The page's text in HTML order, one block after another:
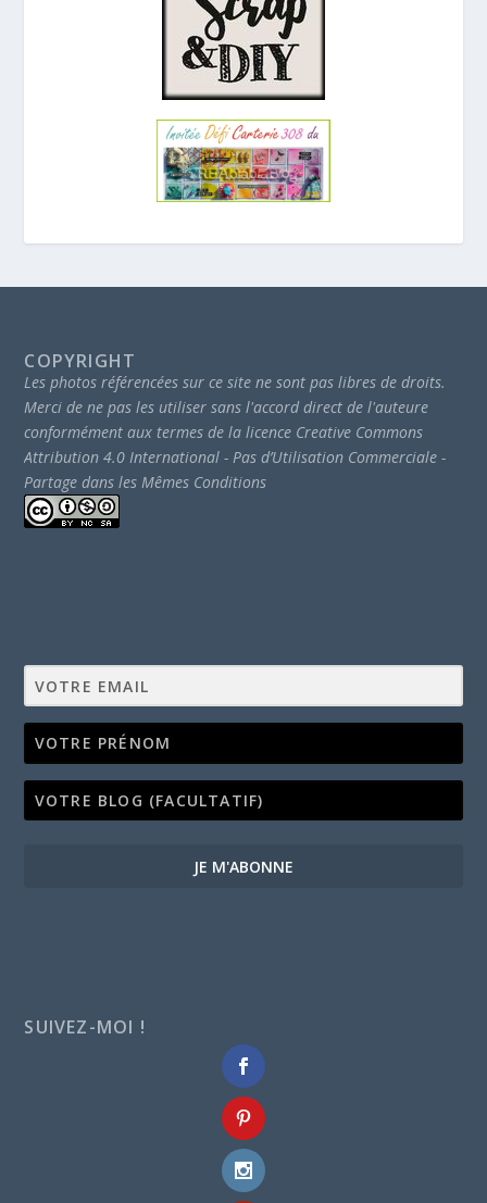
COPYRIGHT
Les photos référencées sur ce site ne sont pas libres de droits.
Merci de ne pas les utiliser sans l'accord direct de l'auteure
conformément aux termes de la licence Creative Commons
Attribution 4.0 International - Pas d’Utilisation Commerciale -
Partage dans les Mêmes Conditions
JE M'ABONNE
SUIVEZ-MOI !